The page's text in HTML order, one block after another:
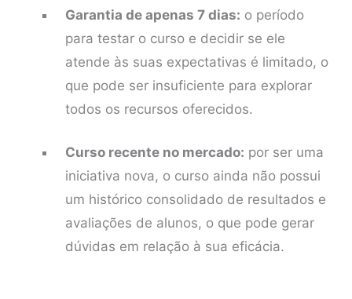
Garantia de apenas 7 dias: o período
para testar o curso e decidir se ele
atende às suas expectativas é limitado, o
que pode ser insuficiente para explorar
todos os recursos oferecidos.
Curso recente no mercado: por ser uma
iniciativa nova, o curso ainda não possui
um histórico consolidado de resultados e
avaliações de alunos, o que pode gerar
dúvidas em relação à sua eficácia.